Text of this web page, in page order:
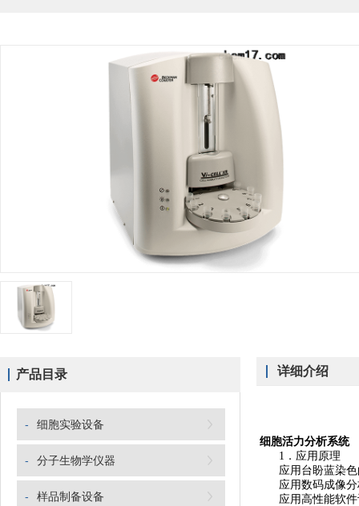
产品目录
- 细胞实验设备
- 分子生物学仪器
- 样品制备设备
详细介绍
细胞活力分析系统
1．应用原理
应用台盼蓝染色
应用数码成像分
应用高性能软件